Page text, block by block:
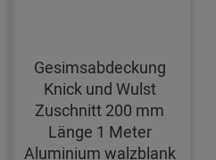
Gesimsabdeckung
Knick und Wulst
Zuschnitt 200 mm
Länge 1 Meter
Aluminium walzblank